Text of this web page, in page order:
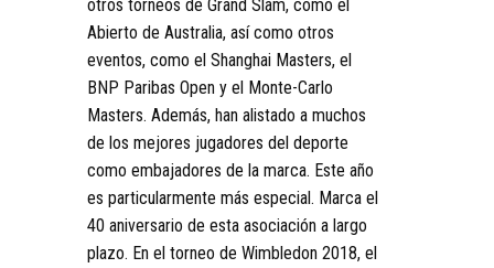
otros torneos de Grand Slam, como el
Abierto de Australia, así como otros
eventos, como el Shanghai Masters, el
BNP Paribas Open y el Monte-Carlo
Masters. Además, han alistado a muchos
de los mejores jugadores del deporte
como embajadores de la marca. Este año
es particularmente más especial. Marca el
40 aniversario de esta asociación a largo
plazo. En el torneo de Wimbledon 2018, el